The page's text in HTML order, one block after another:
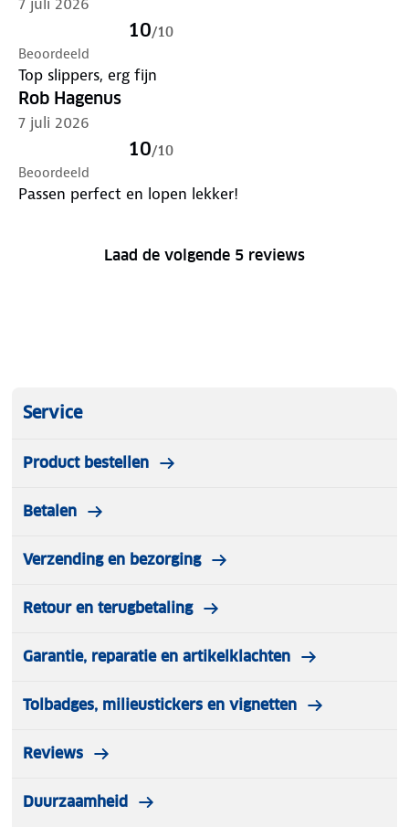
10/10
Beoordeeld
Top slippers, erg fijn
Rob Hagenus
7 juli 2026
10/10
Beoordeeld
Passen perfect en lopen lekker!
Laad de volgende 5 reviews
Service
Product bestellen
Betalen
Verzending en bezorging
Retour en terugbetaling
Garantie, reparatie en artikelklachten
Tolbadges, milieustickers en vignetten
Reviews
Duurzaamheid